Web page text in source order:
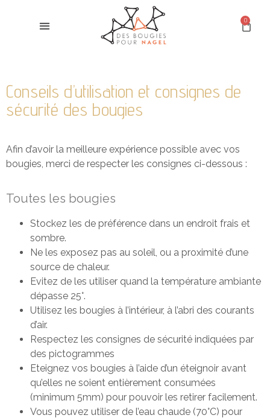
0
Conseils d’utilisation et consignes de
sécurité des bougies
Afin d’avoir la meilleure expérience possible avec vos
bougies, merci de respecter les consignes ci-dessous :
Toutes les bougies
Stockez les de préférence dans un endroit frais et
sombre.
Ne les exposez pas au soleil, ou a proximité d’une
source de chaleur.
Evitez de les utiliser quand la température ambiante
dépasse 25°.
Utilisez les bougies à l’intérieur, à l’abri des courants
d’air.
Respectez les consignes de sécurité indiquées par
des pictogrammes
Eteignez vos bougies à l’aide d’un éteignoir avant
qu’elles ne soient entièrement consumées
(minimum 5mm) pour pouvoir les retirer facilement.
Vous pouvez utiliser de l’eau chaude (70°C) pour